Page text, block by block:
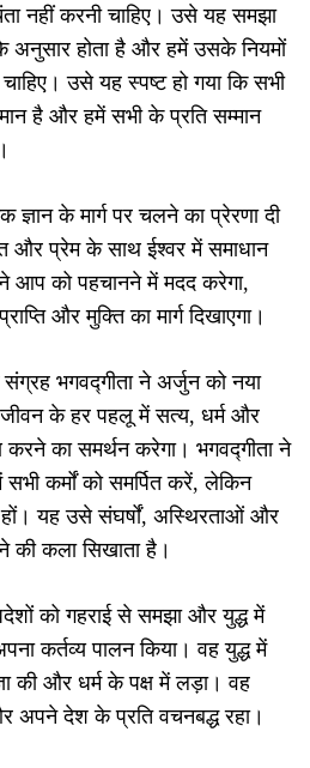
नहीं करनी चाहिए। उसे यह समझा
अनुसार होता है और हमें उसके नियमों
उसे यह स्पष्ट हो गया कि सभी
है और हमें सभी के प्रति सम्मान
ज्ञान के मार्ग पर चलने का प्रेरणा दी
और प्रेम के साथ ईश्वर में समाधान
आप को पहचानने में मदद करेगा,
और मुक्ति का मार्ग दिखाएगा।
भगवद्गीता ने अर्जुन को नया
के हर पहलू में सत्य, धर्म और
करने का समर्थन करेगा। भगवद्गीता ने
कर्मों को समर्पित करें, लेकिन
यह उसे संघर्षों, अस्थिरताओं और
की कला सिखाता है।
को गहराई से समझा और युद्ध में
कर्तव्य पालन किया। वह युद्ध में
की और धर्म के पक्ष में लड़ा। वह
देश के प्रति वचनबद्ध रहा।